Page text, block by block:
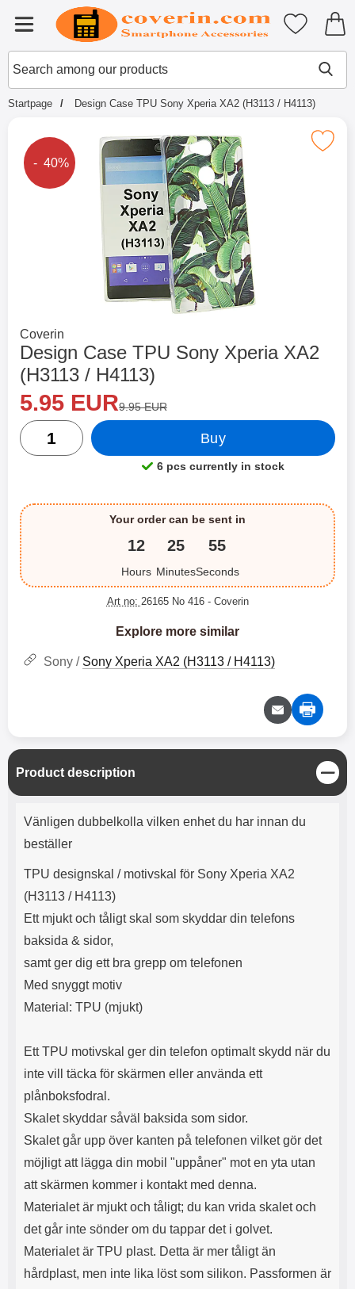
Menu
Startpage for Tibro Billiga
Search
Search among our products
My
Startpage Design Case TPU Sony Xperia XA2 (H3113 / H4113)
Mark design Case TPU Sony Xperia
The price is reduced by
- 40%
Go to brand page for
Coverin
Design Case TPU Sony Xperia XA2
(H3113 / H4113)
new price
5.95 EURold price
9.95 EUR
quantity
Buy
Product availability:
6 pcs currently in stock
Your order can be sent in
12
Hours
25
Minutes
54
Seconds
Art no: 26165 No 416 - Coverin
Explore more similar
Sony / Sony Xperia XA2 (H3113 / H4113)
Product description
C
l
o
Product description
Vänligen dubbelkolla vilken enhet du har innan du
beställer
TPU designskal / motivskal för Sony Xperia XA2
(H3113 / H4113)
Ett mjukt och tåligt skal som skyddar din telefons
baksida & sidor,
samt ger dig ett bra grepp om telefonen
Med snyggt motiv
Material: TPU (mjukt)
Ett TPU motivskal ger din telefon optimalt skydd när du
inte vill täcka för skärmen eller använda ett
plånboksfodral.
Skalet skyddar såväl baksida som sidor.
Skalet går upp över kanten på telefonen vilket gör det
möjligt att lägga din mobil "uppåner" mot en yta utan
att skärmen kommer i kontakt med denna.
Materialet är mjukt och tåligt; du kan vrida skalet och
det går inte sönder om du tappar det i golvet.
Materialet är TPU plast. Detta är mer tåligt än
hårdplast, men inte lika löst som silikon. Passformen är